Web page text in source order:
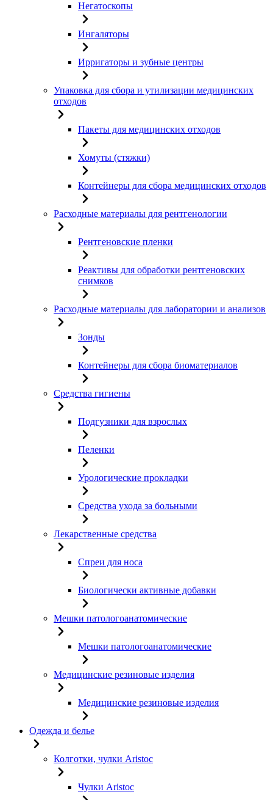
Негатоскопы
Ингаляторы
Ирригаторы и зубные центры
Упаковка для сбора и утилизации медицинских
отходов
Пакеты для медицинских отходов
Хомуты (стяжки)
Контейнеры для сбора медицинских отходов
Расходные материалы для рентгенологии
Рентгеновские пленки
Реактивы для обработки рентгеновских
снимков
Расходные материалы для лаборатории и анализов
Зонды
Контейнеры для сбора биоматериалов
Средства гигиены
Подгузники для взрослых
Пеленки
Урологические прокладки
Средства ухода за больными
Лекарственные средства
Спреи для носа
Биологически активные добавки
Мешки патологоанатомические
Мешки патологоанатомические
Медицинские резиновые изделия
Медицинские резиновые изделия
Одежда и белье
Колготки, чулки Aristoc
Чулки Aristoc